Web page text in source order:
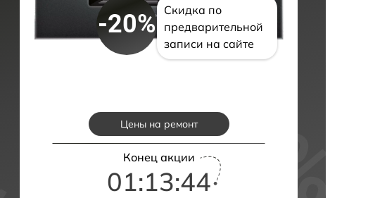
-20%
Скидка по
предварительной
записи на сайте
Цены на ремонт
Конец акции
01:13:43